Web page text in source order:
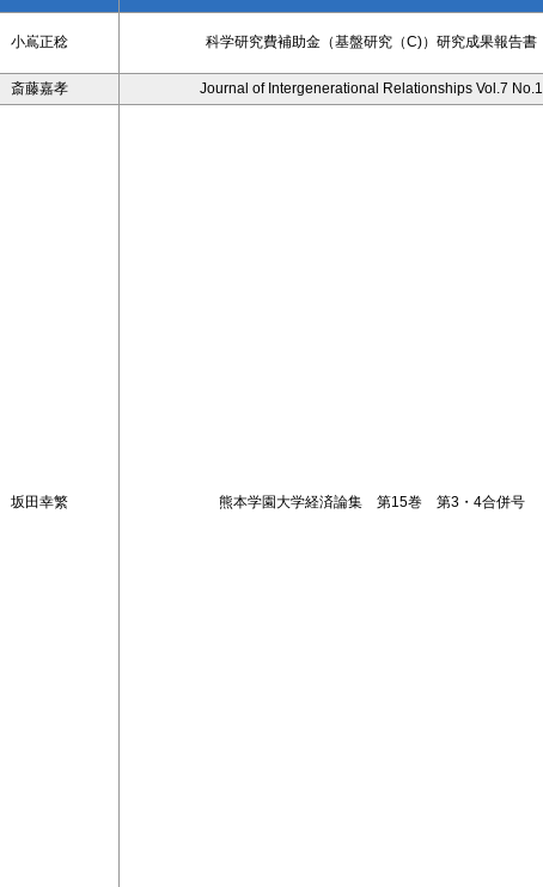
小嶌正稔 科学研究費補助金（基盤研究（C)）研究成果報告書
斎藤嘉孝 Journal of Intergenerational Relationships Vol.7 No.1
坂田幸繁 熊本学園大学経済論集 第15巻 第3・4合併号